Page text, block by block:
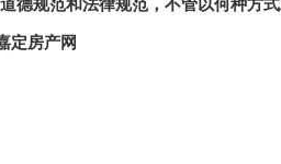
德规范和法律规范，不管以何种方
定房产网